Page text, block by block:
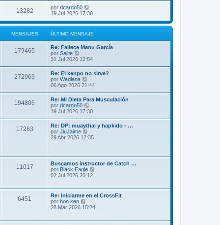
13282 por ricardo50
19 Jul 2026 17:30
MENSAJES ÚLTIMO MENSAJE
179465
Re: Fallece Manu García
por Sajite
e
l
t
i
m
o
m
e
n
s
a
j
e
31 Jul 2026 12:54
272969
Re: El kenpo no sirve?
por Wadiana
e
l
t
i
m
o
e
a
j
e
06 Ago 2026 21:44
194806
Re: Mi Dieta Para Musculación
por ricardo50
e
l
t
i
m
e
n
s
j
e
19 Jul 2026 17:30
17263
Re: DP: muaythai y hapkido - …
por JiuJaime
e
i
m
o
e
n
a
e
29 Abr 2026 12:35
11017
Buscamos instructor de Catch …
por Black Eagle
t
m
m
02 Jul 2026 20:12
6451
Re: Iniciarme en el CrossFit
por hon ken
e
28 Mar 2026 15:24